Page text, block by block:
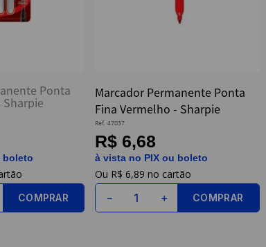
Ponta
Sharpie
boleto
COMPRAR
Marcador Permanente Ponta
Fina Vermelho - Sharpie
Ref. 47037
R$ 6,68
à vista no PIX ou boleto
R$ 6,89
＋
－ COMPRAR